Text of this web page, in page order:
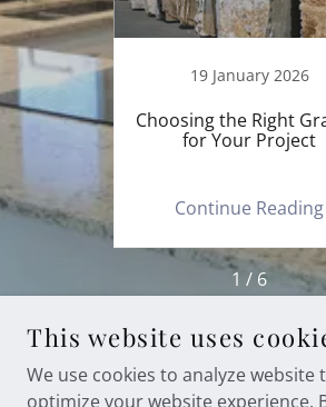
19 January 2026
Choosing the Right
for Your Project
Continue Reading
1 / 6
COPYRIGHT © 2026 USL
This website uses
We use cookies to analyze website
optimize your website experience.